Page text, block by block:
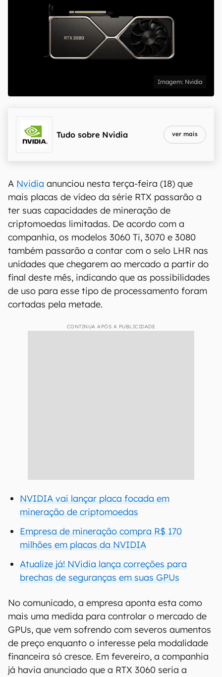
Nvidia
Tudo sobre Nvidia ver mais
A Nvidia anunciou nesta terça-feira (18) que
mais placas de vídeo da série RTX passarão a
ter suas capacidades de mineração de
criptomoedas limitadas. De acordo com a
companhia, os modelos 3060 Ti, 3070 e 3080
também passarão a contar com o selo LHR nas
unidades que chegarem ao mercado a partir do
final deste mês, indicando que as possibilidades
de uso para esse tipo de processamento foram
cortadas pela metade.
CONTINUA APÓS A PUBLICIDADE
NVIDIA vai lançar placa focada em
mineração de criptomoedas
Empresa de mineração compra R$ 170
milhões em placas da NVIDIA
Atualize já! NVidia lança correções para
brechas de seguranças em suas GPUs
No comunicado, a empresa aponta esta como
mais uma medida para controlar o mercado de
GPUs, que vem sofrendo com severos aumentos
de preço enquanto o interesse pela modalidade
financeira só cresce. Em fevereiro, a companhia
já havia anunciado que a RTX 3060 seria a